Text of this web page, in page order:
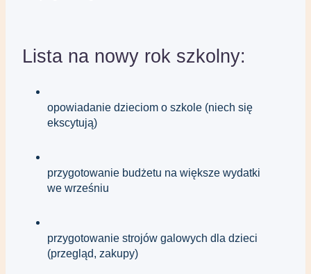
Lista na nowy rok szkolny:
opowiadanie dzieciom o szkole (niech się
ekscytują)
przygotowanie budżetu na większe wydatki
we wrześniu
przygotowanie strojów galowych dla dzieci
(przegląd, zakupy)